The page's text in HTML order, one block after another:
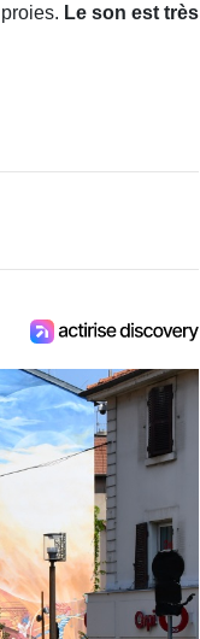
Le son est très